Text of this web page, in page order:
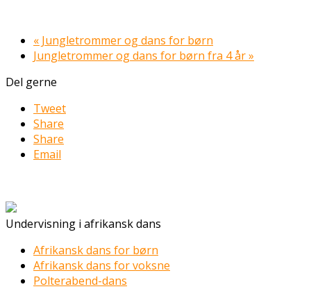
« Jungletrommer og dans for børn
Jungletrommer og dans for børn fra 4 år»
Del gerne
Tweet
Share
Share
Email
Undervisning i afrikansk dans
Afrikansk dans for børn
Afrikansk dans for voksne
Polterabend-dans